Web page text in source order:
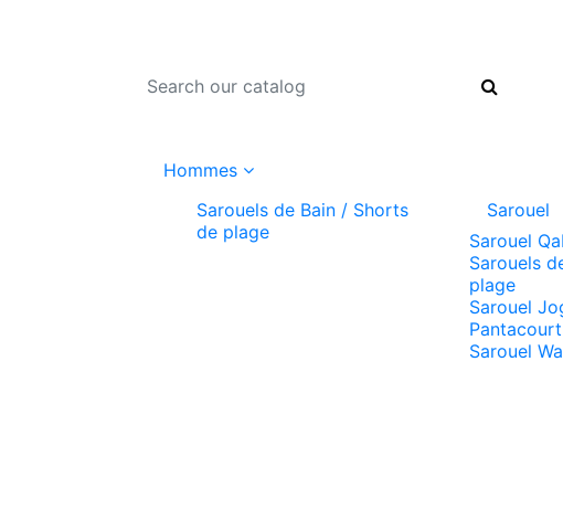
Hommes
Sarouels de Bain / Shorts
de plage
Sarouel
Sarouel
Sarouels
plage
Sarouel
Pantacourt
Sarouel